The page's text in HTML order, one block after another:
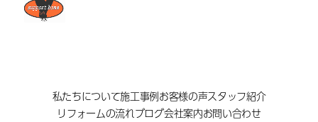
私たちについて施工事例お客様の声スタッフ紹介
リフォームの流れブログ会社案内お問い合わせ